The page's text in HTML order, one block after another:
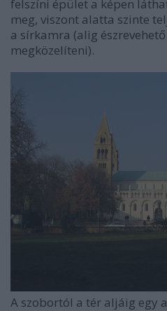
felszíni épület a képen
meg, viszont alatta szinte
a sírkamra (alig
megközelíteni).
A szobortól a tér aljáig egy